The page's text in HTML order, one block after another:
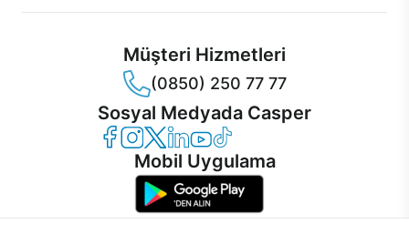
Müşteri Hizmetleri
(0850) 250 77 77
Sosyal Medyada Casper
Casper Facebook
Casper Instagram
Casper Twitter
Casper LinkedIn
Casper YouTube
Casper TikTok
Mobil Uygulama